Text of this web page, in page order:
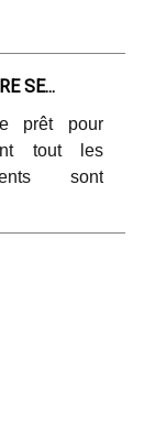
SE...
prêt pour
tout les
sont